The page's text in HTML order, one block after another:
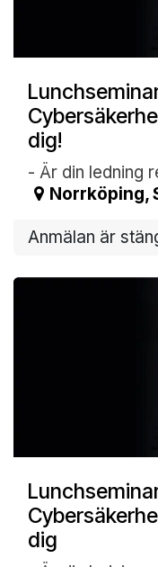
dig!
- Är din ledning
Norrköping,
Anmälan är
dig